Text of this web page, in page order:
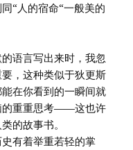
“人的宿命“一般美的
语言写出来时，我忽
，这种类似于狄更斯
在你看到的一瞬间就
的重重思考——这也许
的故事书。
有着举重若轻的掌